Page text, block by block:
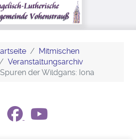
Mitmischen
Veranstaltungsarchiv
der Wildgans: Iona